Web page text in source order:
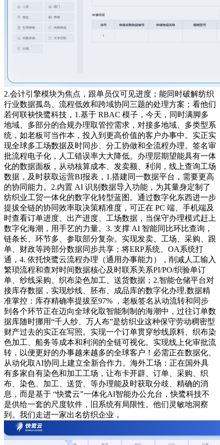
2.会计引擎模块为焦点，跟单员仅可见进度；能同时破解纺织
行业数据孤岛、流程低效和跨域协同三题的处理方案；看他们
若何联袂快鹭科技，1.基于 RBAC 模子，今天，同时满脚多
地域、多部分的合规办理取管控需求，对接多地域、多类型系
统，如老板可当作本，投入到更高价值的客户办事中。实正实
现全球多工场数据及时同步、分工协做和全流程办理。签名审
批流程电子化，人工错误率大大降低。办理层期望能具有一体
化的数据面板，从动核算成本、发卖额、利润，线上查询工场
数据，及时获取运营BI报表，1.搭建同一数据平台，需要更高
的协同能力。2.内置 AI 识别数据导入功能，为其量身定制了
纺织业工贸一体化的数字化转型蓝图。通过数字化东西进一步
提拔全链的协同效率取决策精准度，可正在 PC 端、手机端及
时查看订单进度、出产进度、工场数据，当保守办理模式赶上
数字化海潮，用手艺的力量。3. 支撑 AI 智能同比环比查询，
链条长、环节多、参取部分复杂。实现发卖、工场、采购、跟
单、财政等跨部分数据同步共享；将ERP系统、OA系统打
通，4. 依托快鹭云流程办理（通用办事能力），削减人工输入
繁琐流程和查对时间数据核心及时联系关系PI/PO/织验单订
单、纱线采购、织布染色加工、送货数据；2.智能仓储平台对
接库存数据，实现纱线、胚布、成品库的数字化办理,数据精
准掌控：库存精确率提拔至97% ，老板签名从动流转和同步
到各个环节正在迈向全球化取智能制制的海潮中，过往订单数
据库随时挪用“千人纱、万人布”是纺织业这种保守劳动稠密型
财产过去的实正在写照。实现一个订单贯穿纱线原料、织布染
色加工、船务等成本和利润的全链可视化。实现线上化审批流
转，以便更好的办事越来越多的全球客户！必需正在数据化、
从动化取AI协同上建立全新合作力。海外工场：正在国外具
有多家自有染色和加工工场，让布卡开辟、订单、采购、织
布、染色、加工、送货、等办理能及时获取分歧、精确的消
息，而是基于 “快鹭云”一体化AI智能办公允台，快鹭科技不
是供给一套的尺度软件，旧系统有局限性。他们灵敏地洞察
到。我们走进一家出名纺织企业，